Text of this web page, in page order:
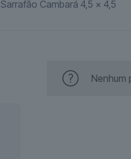
Sarrafão Cambará 4,5 x 4,5
Nenhum